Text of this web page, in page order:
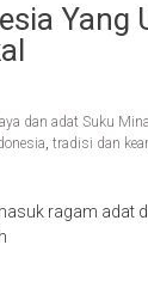
Yang
dan adat Suku
, tradisi dan
ragam adat